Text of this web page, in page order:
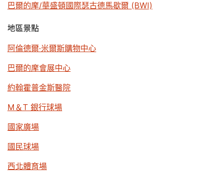
巴爾的摩/華盛頓國際瑟古德馬歇爾 (BWI)
地區景點
阿倫德爾·米爾斯購物中心
巴爾的摩會展中心
約翰霍普金斯醫院
M＆T 銀行球場
國家廣場
國民球場
西北體育場